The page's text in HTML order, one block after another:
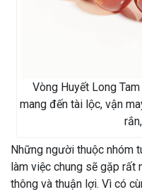
Vòng Huyết Long
mang đến tài lộc, vận
Những người thuộc nhóm
làm việc chung sẽ gặp rất
thông và thuận lợi. Vì có